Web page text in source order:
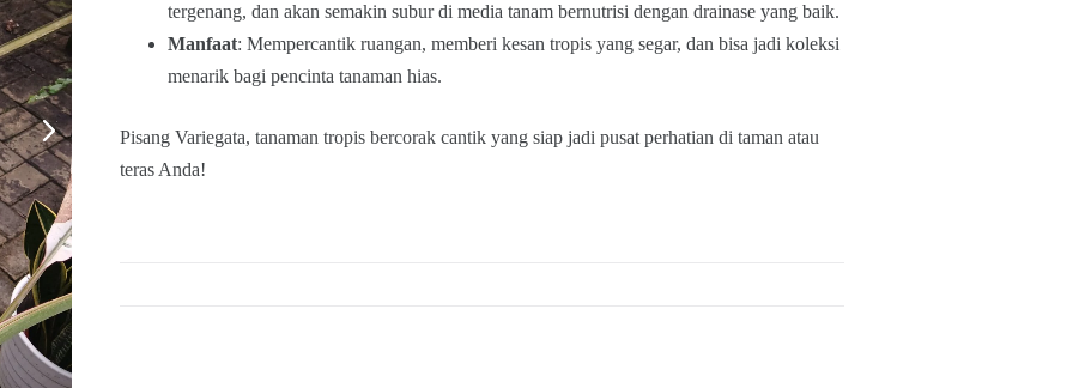
tergenang, dan akan semakin subur di media tanam bernutrisi dengan drainase yang baik.
Manfaat: Mempercantik ruangan, memberi kesan tropis yang segar, dan bisa jadi koleksi
menarik bagi pencinta tanaman hias.
Pisang Variegata, tanaman tropis bercorak cantik yang siap jadi pusat perhatian di taman atau
teras Anda!